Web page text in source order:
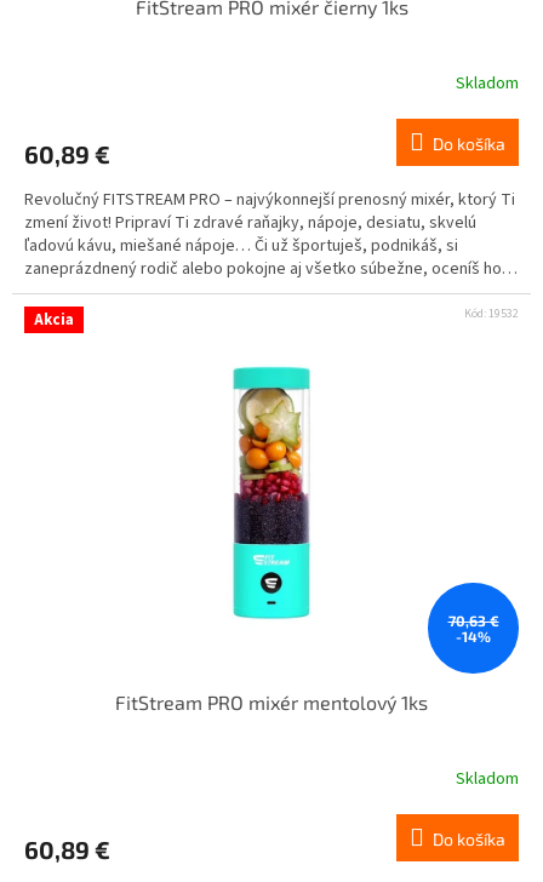
FitStream PRO mixér čierny 1ks
Skladom
60,89 € Do košíka
Revolučný FITSTREAM PRO – najvýkonnejší prenosný mixér, ktorý Ti
zmení život! Pripraví Ti zdravé raňajky, nápoje, desiatu, skvelú
ľadovú kávu, miešané nápoje… Či už športuješ, podnikáš, si
zaneprázdnený rodič alebo pokojne aj všetko súbežne, oceníš ho
nielen ty, ale aj tvoje okolie.
Akcia
70,63 €
-14%
FitStream PRO mixér mentolový 1ks
Skladom
60,89 € Do košíka
Kód: 19532